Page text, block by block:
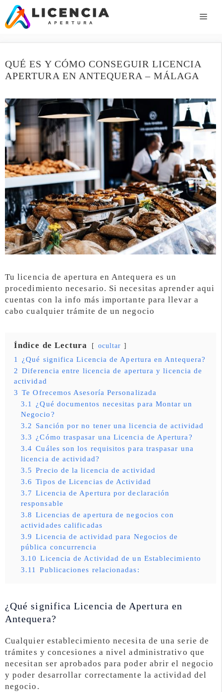
Saltar
contenido
QUÉ ES Y CÓMO CONSEGUIR LICENCIA
APERTURA EN ANTEQUERA – MÁLAGA
Tu licencia de apertura en Antequera es un
procedimiento necesario. Si necesitas aprender aqui
cuentas con la info más importante para llevar a
cabo cualquier trámite de un negocio
Índice de Lectura ocultar
1
¿Qué significa Licencia de Apertura en Antequera?
2 Diferencia entre licencia de apertura y licencia de
actividad
3 Te Ofrecemos Asesoría Personalizada
3.1
¿Qué documentos necesitas para Montar un
Negocio?
3.2 Sanción por no tener una licencia de actividad
3.3 ¿Cómo traspasar una Licencia de Apertura?
3.4 Cuáles son los requisitos para traspasar una
licencia de actividad?
3.5 Precio de la licencia de actividad
3.6 Tipos de Licencias de Actividad
3.7 Licencia de Apertura por declaración
responsable
3.8 Licencias de apertura de negocios con
actividades calificadas
3.9 Licencia de actividad para Negocios de
pública concurrencia
3.10 Licencia de Actividad de un Establecimiento
3.11
Publicaciones relacionadas:
¿Qué significa Licencia de Apertura en
Antequera?
Cualquier establecimiento necesita de una serie de
trámites y concesiones a nivel administrativo que
necesitan ser aprobados para poder abrir el negocio
y poder desarrollar correctamente la actividad del
negocio.